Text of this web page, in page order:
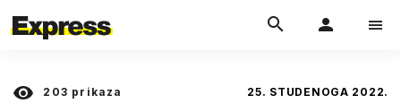
203 prikaza 25. STUDENOGA 2022.